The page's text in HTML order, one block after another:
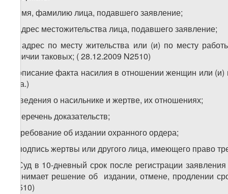
а) имя, фамилию лица, подавшего заявление;
б) адрес местожительства лица, подавшего заявление;
) адрес по месту жительства или (и) по месту
наличии таковых; ( 28.12.2009 N2510)
в) описание факта насилия в отношении женщин или
года.)
г) сведения о насильнике и жертве, их отношениях;
д) перечень доказательств;
е) требование об издании охранного ордера;
ж) подпись жертвы или другого лица, имеющего право
4. Суд в 10-дневный срок после регистрации
принимает решение об издании, отмене, продлении
N2510)